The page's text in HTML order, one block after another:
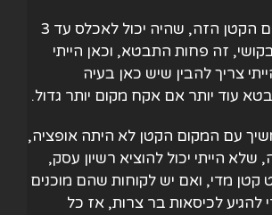
לפחות אז, במקום הקטן הזה, שהיה יכול לאכלס עד 3
זה פחות התבטא, וכאן הייתי
צריך להבין שיש כאן בעיה
עוד יותר אם אקח מקום יותר גדול.
עם המקום הקטן לא היתה אופציה,
הייתי יכול להוציא רשיון עסק,
קטן מדי, ואם יש לקוחות שהם מוכנים
להגיע לכיסאות בר צרות, אז כל